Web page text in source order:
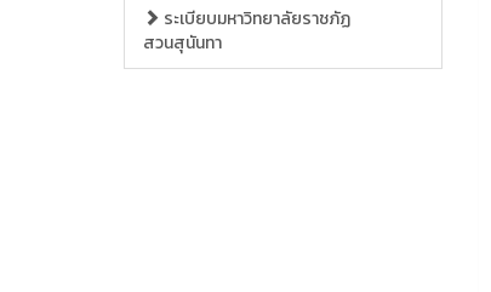
ระเบียบมหาวิทยาลัยราชภัฏ
สวนสุนันทา